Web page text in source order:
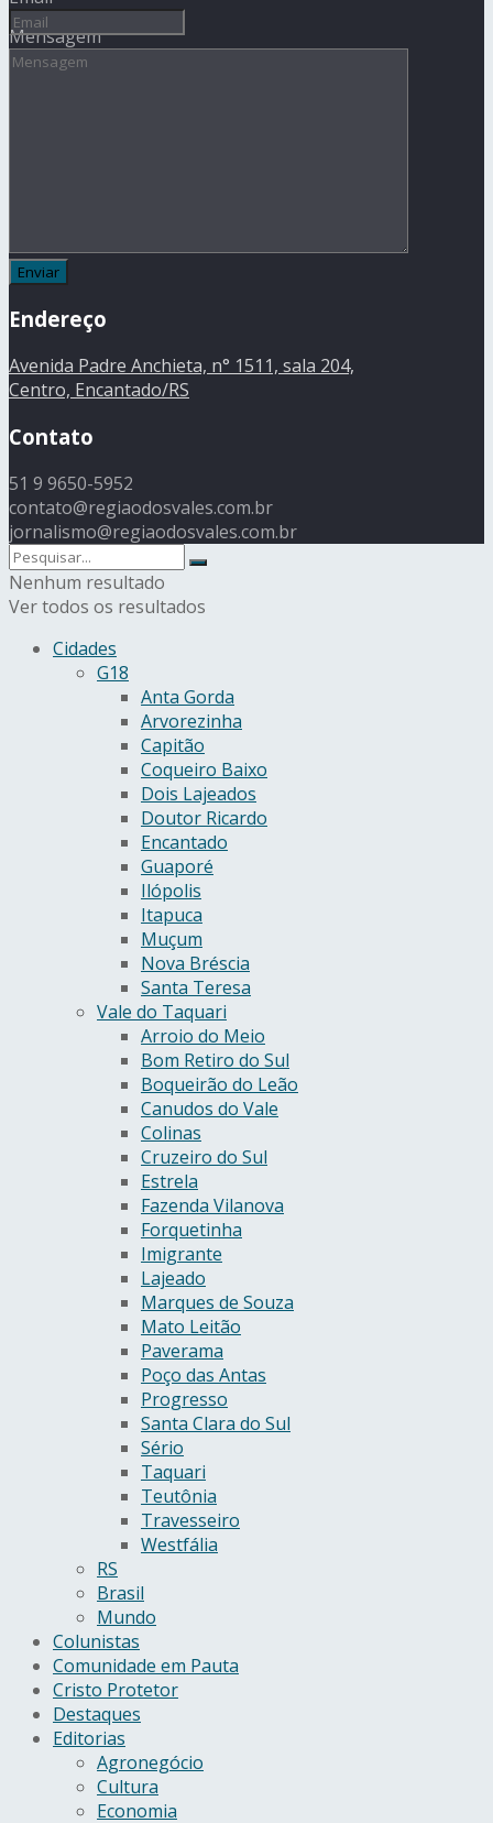
Mensagem
Endereço
Avenida Padre Anchieta, n° 1511, sala 204,
Centro, Encantado/RS
Contato
51 9 9650-5952
contato@regiaodosvales.com.br
jornalismo@regiaodosvales.com.br
Nenhum resultado
Ver todos os resultados
Cidades
G18
Anta Gorda
Arvorezinha
Capitão
Coqueiro Baixo
Dois Lajeados
Doutor Ricardo
Encantado
Guaporé
Ilópolis
Itapuca
Muçum
Nova Bréscia
Santa Teresa
Vale do Taquari
Arroio do Meio
Bom Retiro do Sul
Boqueirão do Leão
Canudos do Vale
Colinas
Cruzeiro do Sul
Estrela
Fazenda Vilanova
Forquetinha
Imigrante
Lajeado
Marques de Souza
Mato Leitão
Paverama
Poço das Antas
Progresso
Santa Clara do Sul
Sério
Taquari
Teutônia
Travesseiro
Westfália
RS
Brasil
Mundo
Colunistas
Comunidade em Pauta
Cristo Protetor
Destaques
Editorias
Agronegócio
Cultura
Economia